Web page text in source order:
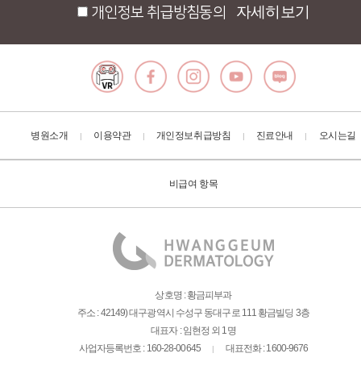
개인정보 취급방침동의 자세히보기
병원소개 | 이용약관 | 개인정보취급방침 | 진료안내 | 오시는길
비급여 항목
상호명 : 황금피부과
주소 : 42149) 대구광역시 수성구 동대구로 111 황금빌딩 3층
대표자 : 임현정 외 1명
사업자등록번호 : 160-28-00645
| 대표전화 : 1600-9676